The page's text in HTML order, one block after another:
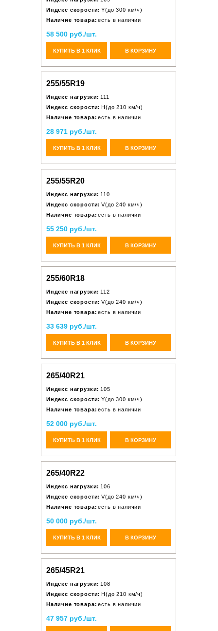
Индекс скорости: Y(до 300 км/ч)
Наличие товара: есть в наличии
58 500 руб./шт.
КУПИТЬ В 1 КЛИК В КОРЗИНУ
255/55R19
Индекс нагрузки: 111
Индекс скорости: H(до 210 км/ч)
Наличие товара: есть в наличии
28 971 руб./шт.
КУПИТЬ В 1 КЛИК В КОРЗИНУ
255/55R20
Индекс нагрузки: 110
Индекс скорости: V(до 240 км/ч)
Наличие товара: есть в наличии
55 250 руб./шт.
КУПИТЬ В 1 КЛИК В КОРЗИНУ
255/60R18
Индекс нагрузки: 112
Индекс скорости: V(до 240 км/ч)
Наличие товара: есть в наличии
33 639 руб./шт.
КУПИТЬ В 1 КЛИК В КОРЗИНУ
265/40R21
Индекс нагрузки: 105
Индекс скорости: Y(до 300 км/ч)
Наличие товара: есть в наличии
52 000 руб./шт.
КУПИТЬ В 1 КЛИК В КОРЗИНУ
265/40R22
Индекс нагрузки: 106
Индекс скорости: V(до 240 км/ч)
Наличие товара: есть в наличии
50 000 руб./шт.
КУПИТЬ В 1 КЛИК В КОРЗИНУ
265/45R21
Индекс нагрузки: 108
Индекс скорости: H(до 210 км/ч)
Наличие товара: есть в наличии
47 957 руб./шт.